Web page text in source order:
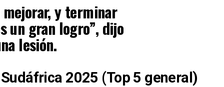
mejorar, y terminar
un gran logro”, dijo
lesión.
2025 (Top 5 general)